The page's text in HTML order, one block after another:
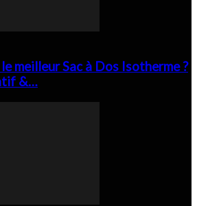
meilleur Sac à Dos Isotherme ?
&…